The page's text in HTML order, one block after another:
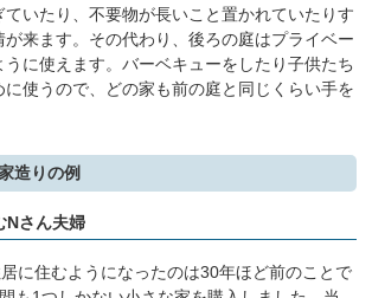
ていたり、不要物が長いこと置かれていたりす
が来ます。その代わり、後ろの庭はプライベー
うに使えます。バーベキューをしたり子供たち
使うので、どの家も前の庭と同じくらい手を
造りの例
Nさん夫婦
に住むようになったのは30年ほど前のことで